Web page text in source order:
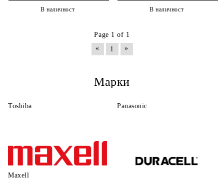
В наличност В наличност
Page 1 of 1
«
1 »
Марки
Toshiba Panasonic
Maxell